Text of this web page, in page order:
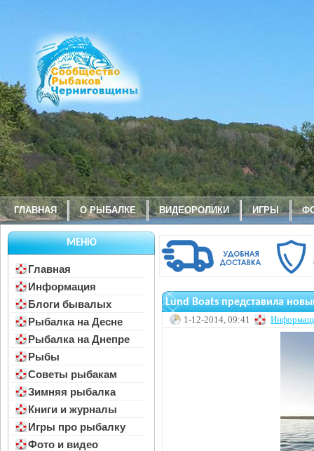
ГЛАВНАЯ О РЫБАЛКЕ ВИДЕОРОЛИКИ ИГРЫ
МЕНЮ
Главная
Информация
Блоги бывалых
Рыбалка на Десне
Рыбалка на Днепре
Рыбы
Советы рыбакам
Зимняя рыбалка
Книги и журналы
Игры про рыбалку
Фото и видео
Lund Boats представила
1-12-2014, 09:41